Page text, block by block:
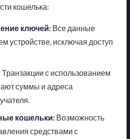
кошелька:
ключей:Все данные
устройстве, исключая доступ
Транзакции с использованием
суммы и адреса
кошельки:Возможность
средствами с